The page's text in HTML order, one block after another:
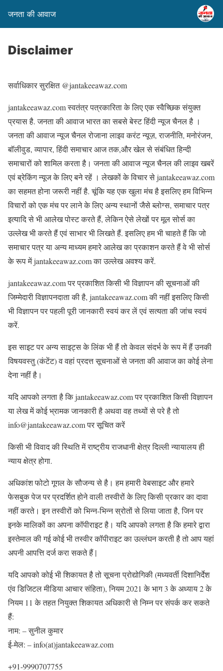
जनता की आवाज
Disclaimer
सर्वाधिकार सुरक्षित @jantakeeawaz.com
jantakeeawaz.com स्वतंत्र पत्रकारिता के लिए एक स्वैच्छिक संयुक्त
प्रयास है. जनता की आवाज भारत का सबसे बेस्ट हिंदी न्‍यूज चैनल है ।
जनता की आवाज न्‍यूज चैनल रोजाना लाइव करंट न्यूज़, राजनीति, मनोरंजन,
बॉलीवुड, व्यापार, हिंदी समाचार आज तक,और खेल से संबंधित हिन्दी
समाचारों को शामिल करता है। जनता की आवाज न्‍यूज चैनल की लाइव खबरें
एवं ब्रेकिंग न्यूज के लिए बने रहें । लेखकों के विचार से jantakeeawaz.com
का सहमत होना जरूरी नहीं है. चूंकि यह एक खुला मंच है इसलिए हम विभिन्न
विचारों को एक मंच पर लाने के लिए अन्य स्थानों जैसे ब्लोग्स, समाचार पत्र
इत्यादि से भी आलेख पोस्ट करते हैं, लेकिन ऐसे लेखों पर मूल सोर्स का
उल्लेख भी करते हैं एवं साभार भी लिखते हैं. इसलिए हम भी चाहते हैं कि जो
समाचार पत्र या अन्य माध्यम हमारे आलेख का प्रकाशन करते हैं वे भी सोर्स
के रूप में jantakeeawaz.com का उल्लेख अवश्य करें.
jantakeeawaz.com पर प्रकाशित किसी भी विज्ञापन की सूचनाओं की
जिम्मेदारी विज्ञापनदाता की है, jantakeeawaz.com की नहीं इसलिए किसी
भी विज्ञापन पर पहली पूरी जानकारी स्वयं कर लें एवं सत्यता की जांच स्वयं
करें.
इस साइट पर अन्य साइट्स के लिंक भी हैं तो केवल संदर्भ के रूप में हैं उनकी
विषयवस्तु (कंटेंट) व वहां प्रदत्त सूचनाओं से जनता की आवाज का कोई लेना
देना नहीं है।
यदि आपको लगता है कि jantakeeawaz.com पर प्रकाशित किसी विज्ञापन
या लेख में कोई भ्रामक जानकारी है अथवा वह तथ्यों से परे है तो
info@jantakeeawaz.com पर सूचित करें
किसी भी विवाद की स्थिति में राष्ट्रीय राजधानी क्षेत्र दिल्ली न्यायालय ही
न्याय क्षेत्र होगा.
अधिकांश फोटो गूगल के सौजन्य से है। हम हमारी वेबसाइट और हमारे
फेसबुक पेज पर प्रदर्शित होने वाली तस्वीरों के लिए किसी प्रकार का दावा
नहीं करते। इन तस्वीरों को भिन्न-भिन्न स्रोतों से लिया जाता है, जिन पर
इनके मालिकों का अपना कॉपीराइट है। यदि आपको लगता है कि हमारे द्वारा
इस्तेमाल की गई कोई भी तस्वीर कॉपीराइट का उल्लंघन करती है तो आप यहां
अपनी आपत्ति दर्ज करा सकते हैं |
यदि आपको कोई भी शिकायत है तो सूचना प्रोद्योगिकी (मध्यवर्ती दिशानिर्देश
एंव डिजिटल मीडिया आचार संहिता), नियम 2021 के भाग 3 के अध्याय 2 के
नियम 11 के तहत नियुक्त शिकायत अधिकारी से निम्न पर संपर्क कर सकते
हैं:
नाम: – सुनील कुमार
ई-मेल: – info(at)jantakeeawaz.com
+91-9990707755